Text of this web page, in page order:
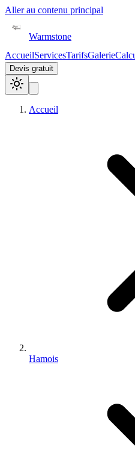
Aller au contenu principal
Warmstone
AccueilServicesTarifsGalerie
Devis gratuit
Accueil
Hamois